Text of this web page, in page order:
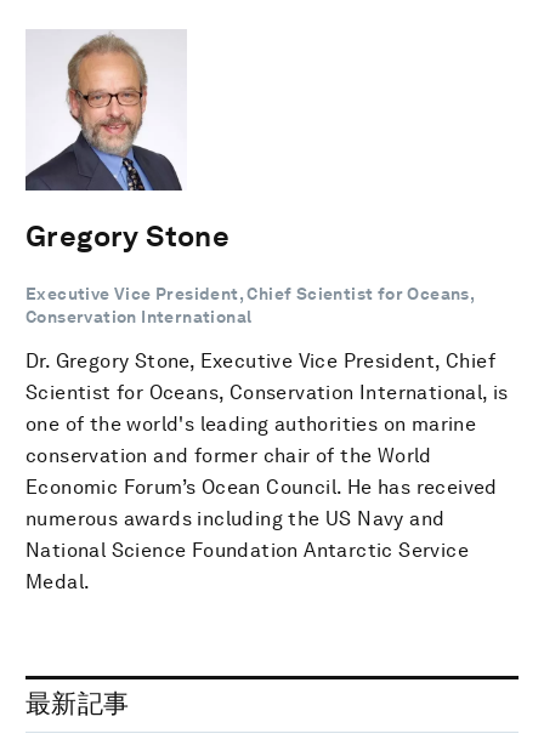
Gregory Stone
Executive Vice President, Chief Scientist for Oceans,
Conservation International
Dr. Gregory Stone, Executive Vice President, Chief
Scientist for Oceans, Conservation International, is
one of the world's leading authorities on marine
conservation and former chair of the World
Economic Forum’s Ocean Council. He has received
numerous awards including the US Navy and
National Science Foundation Antarctic Service
Medal.
最新記事